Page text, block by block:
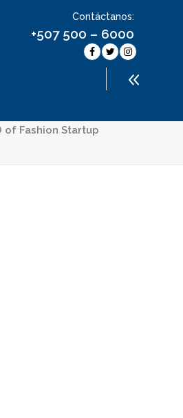
Contáctanos:
+507 500 – 6000
of Fashion Startup